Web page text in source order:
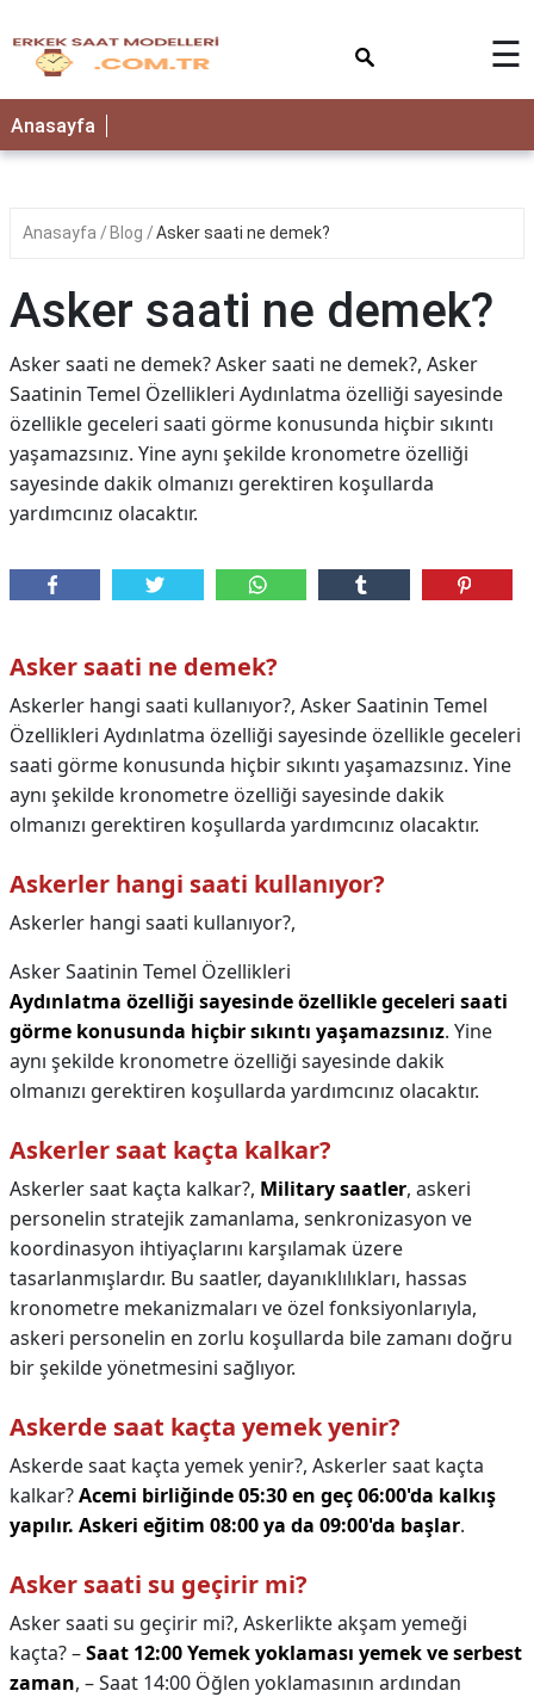
☰
Anasayfa
Anasayfa Blog Asker saati ne demek?
Asker saati ne demek?
Asker saati ne demek? Asker saati ne demek?, Asker
Saatinin Temel Özellikleri Aydınlatma özelliği sayesinde
özellikle geceleri saati görme konusunda hiçbir sıkıntı
yaşamazsınız. Yine aynı şekilde kronometre özelliği
sayesinde dakik olmanızı gerektiren koşullarda
yardımcınız olacaktır.
Asker saati ne demek?
Askerler hangi saati kullanıyor?, Asker Saatinin Temel
Özellikleri Aydınlatma özelliği sayesinde özellikle geceleri
saati görme konusunda hiçbir sıkıntı yaşamazsınız. Yine
aynı şekilde kronometre özelliği sayesinde dakik
olmanızı gerektiren koşullarda yardımcınız olacaktır.
Askerler hangi saati kullanıyor?
Askerler hangi saati kullanıyor?,
Asker Saatinin Temel Özellikleri
Aydınlatma özelliği sayesinde özellikle geceleri saati
görme konusunda hiçbir sıkıntı yaşamazsınız. Yine
aynı şekilde kronometre özelliği sayesinde dakik
olmanızı gerektiren koşullarda yardımcınız olacaktır.
Askerler saat kaçta kalkar?
Askerler saat kaçta kalkar?, Military saatler, askeri
personelin stratejik zamanlama, senkronizasyon ve
koordinasyon ihtiyaçlarını karşılamak üzere
tasarlanmışlardır. Bu saatler, dayanıklılıkları, hassas
kronometre mekanizmaları ve özel fonksiyonlarıyla,
askeri personelin en zorlu koşullarda bile zamanı doğru
bir şekilde yönetmesini sağlıyor.
Askerde saat kaçta yemek yenir?
Askerde saat kaçta yemek yenir?, Askerler saat kaçta
kalkar?Acemi birliğinde 05:30 en geç 06:00'da kalkış
yapılır. Askeri eğitim 08:00 ya da 09:00'da başlar.
Asker saati su geçirir mi?
Asker saati su geçirir mi?, Askerlikte akşam yemeği
kaçta? –Saat 12:00 Yemek yoklaması yemek ve serbest
zaman, – Saat 14:00 Öğlen yoklamasının ardından